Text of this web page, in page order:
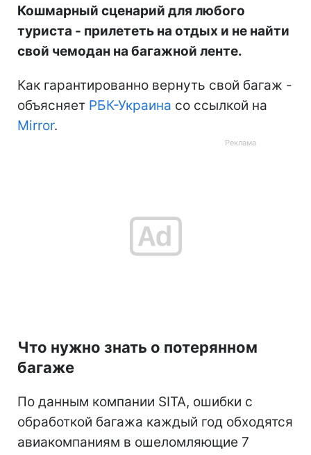
Кошмарный сценарий для любого
туриста - прилететь на отдых и не найти
свой чемодан на багажной ленте.
Как гарантированно вернуть свой багаж -
объясняет РБК-Украина со ссылкой на
Mirror.
Что нужно знать о потерянном
багаже
По данным компании SITA, ошибки с
обработкой багажа каждый год обходятся
авиакомпаниям в ошеломляющие 7